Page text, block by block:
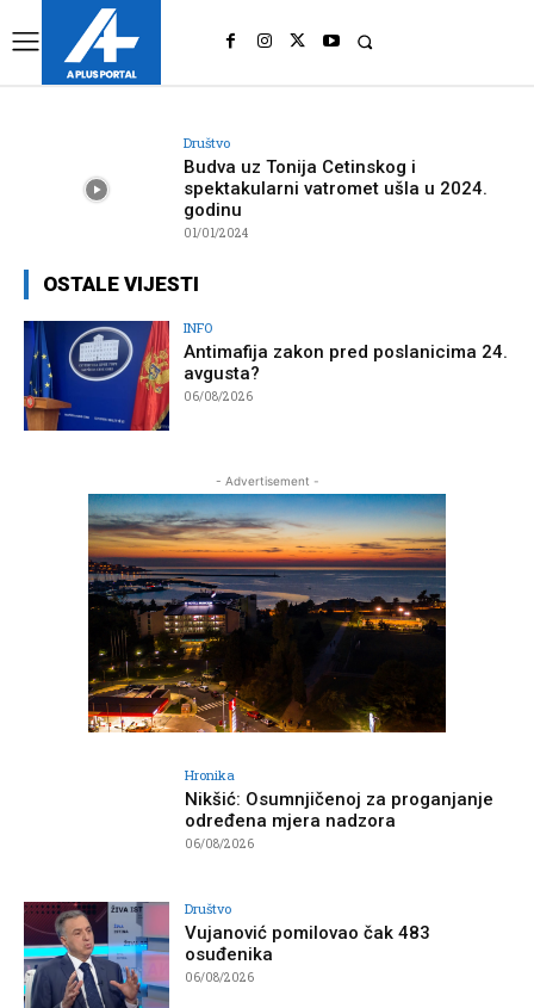
Društvo
Budva uz Tonija Cetinskog i
spektakularni vatromet ušla u 2024.
godinu
01/01/2024
OSTALE VIJESTI
INFO
Antimafija zakon pred poslanicima 24.
avgusta?
06/08/2026
- Advertisement -
Hronika
Nikšić: Osumnjičenoj za proganjanje
određena mjera nadzora
06/08/2026
Društvo
Vujanović pomilovao čak 483
osuđenika
06/08/2026